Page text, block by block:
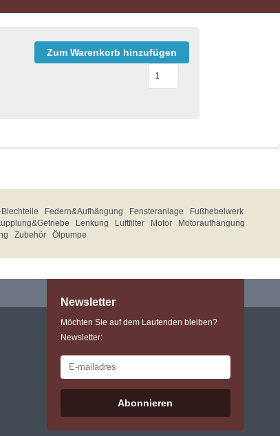
Zum Warenkorb hinzufügen
Federn&Aufhängung Fensteranlage
Fußhebelwerk
Lenkung Luftfilter Motor
Motoraufhängung
Zubehör Ölpumpe
Newsletter
Möchten Sie auf dem Laufenden bleiben?
Newsletter:
Abonnieren